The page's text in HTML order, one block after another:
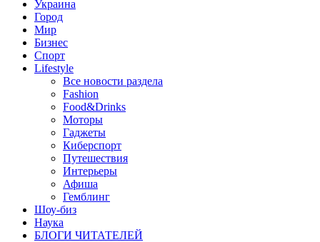
Украина
Город
Мир
Бизнес
Спорт
Lifestyle
Все новости раздела
Fashion
Food&Drinks
Моторы
Гаджеты
Киберспорт
Путешествия
Интерьеры
Афиша
Гемблинг
Шоу-биз
Наука
БЛОГИ ЧИТАТЕЛЕЙ